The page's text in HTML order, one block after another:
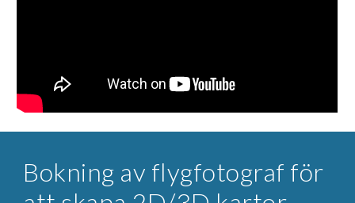
Bokning av flygfotograf för